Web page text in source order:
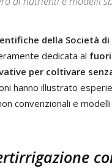
della Società
dedicata al
per coltivare
hanno illustrato
convenzionali e